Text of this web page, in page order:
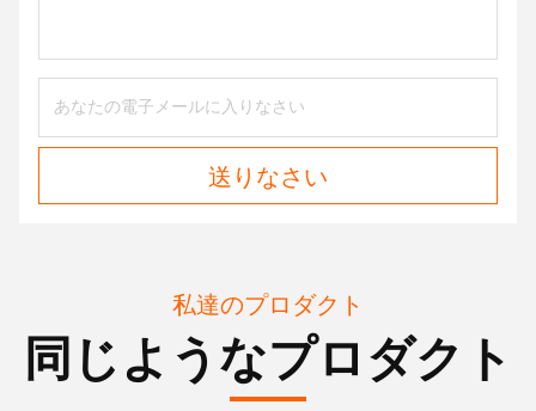
送りなさい
私達のプロダクト
同じようなプロダクト